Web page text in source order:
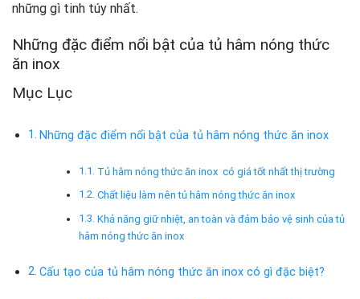
những gì tinh túy nhất.
Những đặc điểm nổi bật của tủ hâm nóng thức
ăn inox
Mục Lục
Những đặc điểm nổi bật của tủ hâm nóng thức ăn inox
Tủ hâm nóng thức ăn inox có giá tốt nhất thị trường
Chất liệu làm nên tủ hâm nóng thức ăn inox
Khả năng giữ nhiệt, an toàn và đảm bảo vệ sinh của tủ
hâm nóng thức ăn inox
Cấu tạo của tủ hâm nóng thức ăn inox có gì đặc biệt?